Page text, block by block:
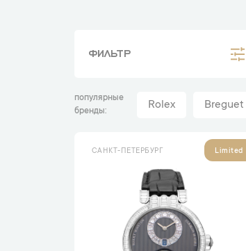
ФИЛЬТР
популярные
бренды
Rolex Breguet
САНКТ-ПЕТЕРБУРГ Limited